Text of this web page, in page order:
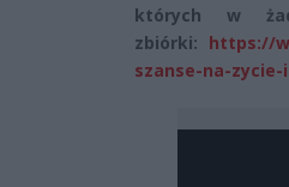
których w
zbiórki: https://
szanse-na-